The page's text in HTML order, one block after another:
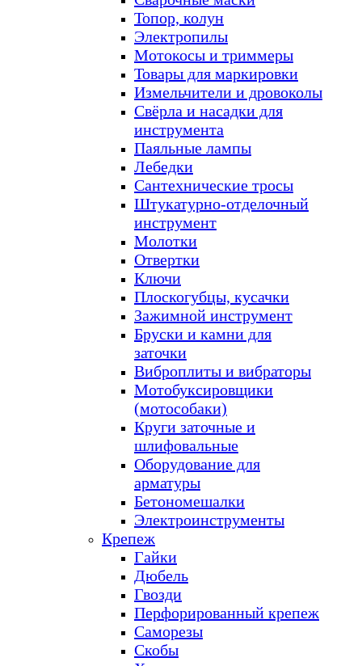
Топор, колун
Электропилы
Мотокосы и триммеры
Товары для маркировки
Измельчители и дровоколы
Свёрла и насадки для
инструмента
Паяльные лампы
Лебедки
Сантехнические тросы
Штукатурно-отделочный
инструмент
Молотки
Отвертки
Ключи
Плоскогубцы, кусачки
Зажимной инструмент
Бруски и камни для
заточки
Виброплиты и вибраторы
Мотобуксировщики
(мотособаки)
Круги заточные и
шлифовальные
Оборудование для
арматуры
Бетономешалки
Электроинструменты
Крепеж
Гайки
Дюбель
Гвозди
Перфорированный крепеж
Саморезы
Скобы